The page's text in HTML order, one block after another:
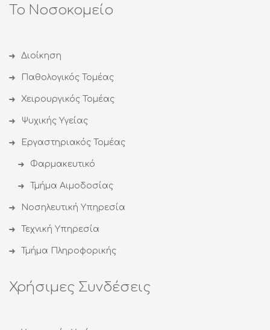
Το Νοσοκομείο
Διοίκηση
Παθολογικός Τομέας
Χειρουργικός Τομέας
Ψυχικής Υγείας
Εργαστηριακός Τομέας
Φαρμακευτικό
Τμήμα Αιμοδοσίας
Νοσηλευτική Υπηρεσία
Τεχνική Υπηρεσία
Τμήμα Πληροφορικής
Χρήσιμες Συνδέσεις